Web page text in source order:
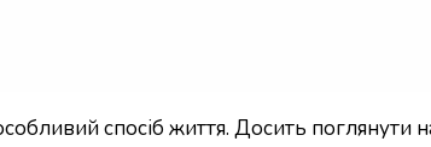
спосіб життя. Досить поглянути